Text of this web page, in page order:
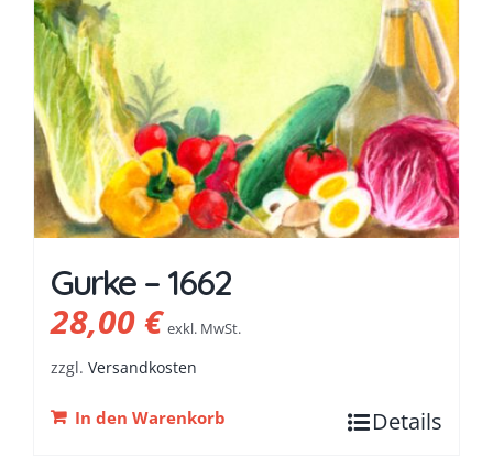
Gurke – 1662
28,00€ exkl. MwSt.
zzgl. Versandkosten
In den Warenkorb Details